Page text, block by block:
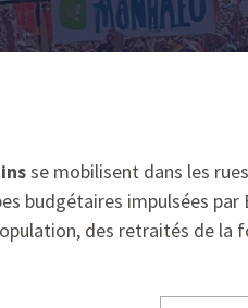
se mobilisent dans les
budgétaires impulsées
des retraités de la